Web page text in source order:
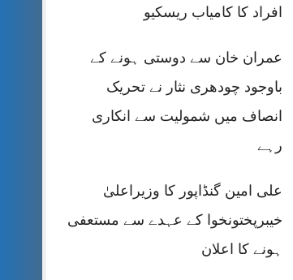
افراد کا کامیاب ریسکیو
عمران خان سے دوستی ہونے کے
باوجود چودھری نثار نے تحریک
انصاف میں شمولیت سے انکاری
رہے
علی امین گنڈاپور کا وزیراعلیٰ
خیبرپختونخوا کے عہدے سے مستعفی
ہونے کا اعلان